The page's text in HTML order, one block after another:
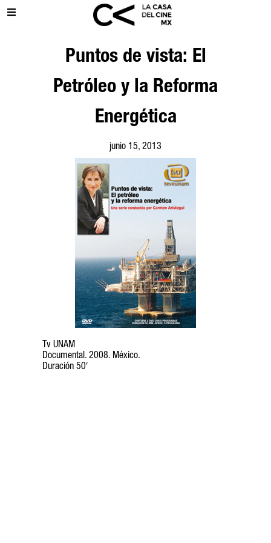
Puntos de vista: El
Petróleo y la Reforma
Energética
junio 15, 2013
Tv UNAM
Documental. 2008. México.
Duración 50′